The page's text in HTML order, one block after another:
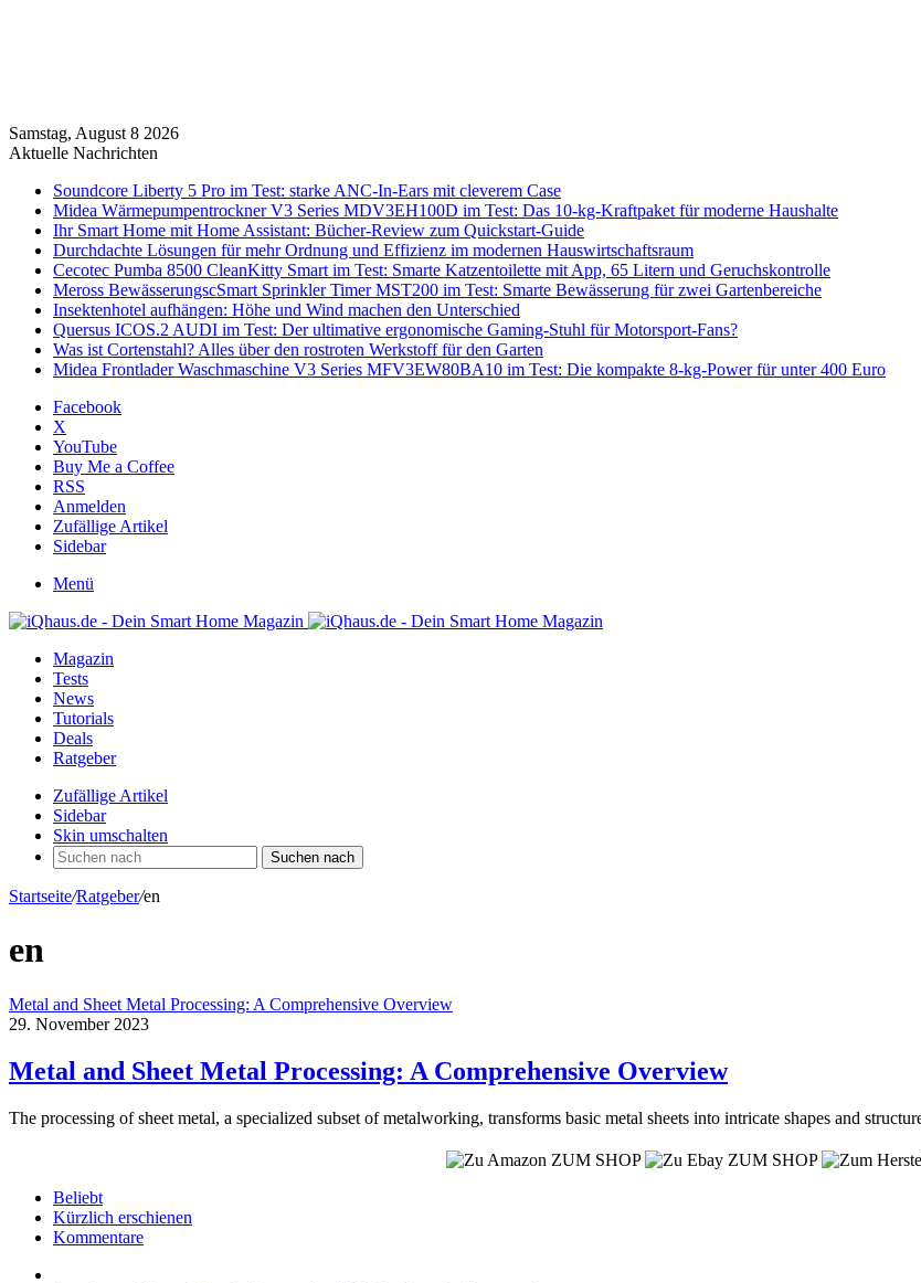
Samstag, August 8 2026
Aktuelle Nachrichten
Soundcore Liberty 5 Pro im Test: starke ANC-In-Ears mit cleverem Case
Midea Wärmepumpentrockner V3 Series MDV3EH100D im Test: Das 10-kg-Kraftpaket für moderne Haushalte
Ihr Smart Home mit Home Assistant: Bücher-Review zum Quickstart-Guide
Durchdachte Lösungen für mehr Ordnung und Effizienz im modernen Hauswirtschaftsraum
Cecotec Pumba 8500 CleanKitty Smart im Test: Smarte Katzentoilette mit App, 65 Litern und Geruchskontrolle
Meross BewässerungscSmart Sprinkler Timer MST200 im Test: Smarte Bewässerung für zwei Gartenbereiche
Insektenhotel aufhängen: Höhe und Wind machen den Unterschied
Quersus ICOS.2 AUDI im Test: Der ultimative ergonomische Gaming-Stuhl für Motorsport-Fans?
Was ist Cortenstahl? Alles über den rostroten Werkstoff für den Garten
Midea Frontlader Waschmaschine V3 Series MFV3EW80BA10 im Test: Die kompakte 8-kg-Power für unter 400 Euro
Facebook
X
YouTube
Buy Me a Coffee
RSS
Anmelden
Zufällige Artikel
Sidebar
Menü
Magazin
Tests
News
Tutorials
Deals
Ratgeber
Zufällige Artikel
Sidebar
Skin umschalten
Suchen nach
Startseite/Ratgeber/en
en
Metal and Sheet Metal Processing: A Comprehensive Overview
29. November 2023
Metal and Sheet Metal Processing: A Comprehensive Overview
The processing of sheet metal, a specialized subset of metalworking, transforms basic metal sheets into intricate shapes and
ZUM SHOP ZUM SHOP
Beliebt
Kürzlich erschienen
Kommentare